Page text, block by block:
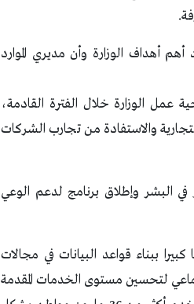
أهداف الوزارة وأن مديري الموارد
عمل الوزارة خلال الفترة القادمة،
والاستفادة من تجارب الشركات
في البشر وإطلاق برنامج لدعم الوعي
ببناء قواعد البيانات في مجالات
لتحسين مستوى الخدمات المقدمة